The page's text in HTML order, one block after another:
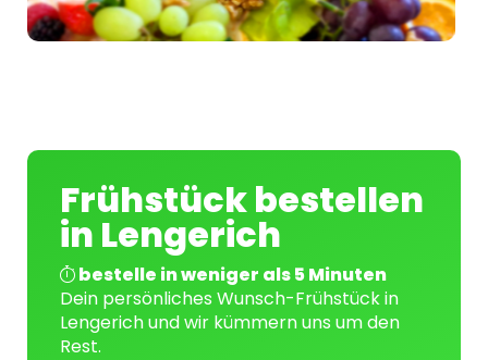
Frühstück bestellen
in Lengerich
bestelle in weniger als 5 Minuten
Dein persönliches Wunsch-Frühstück in
Lengerich und wir kümmern uns um den
Rest.